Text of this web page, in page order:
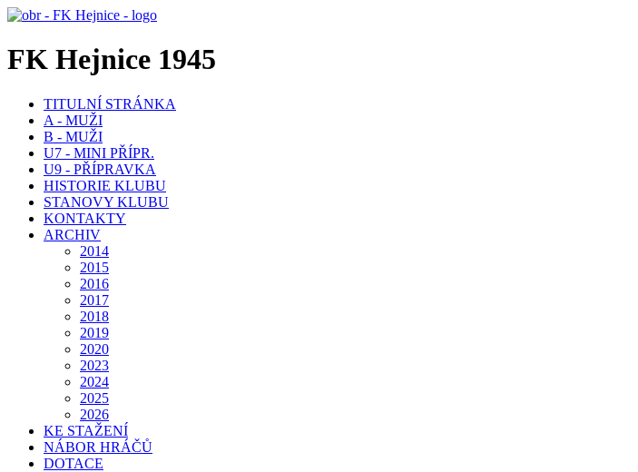
FK Hejnice 1945
TITULNÍ STRÁNKA
A - MUŽI
B - MUŽI
U7 - MINI PŘÍPR.
U9 - PŘÍPRAVKA
HISTORIE KLUBU
STANOVY KLUBU
KONTAKTY
ARCHIV
2014
2015
2016
2017
2018
2019
2020
2023
2024
2025
2026
KE STAŽENÍ
NÁBOR HRÁČŮ
DOTACE